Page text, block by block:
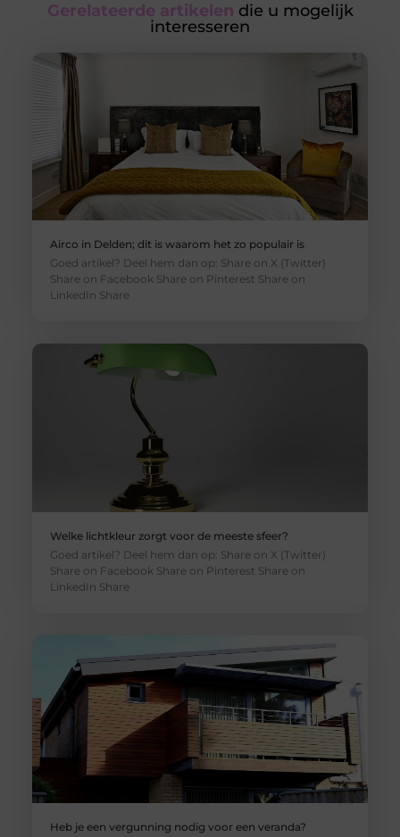
Gerelateerde artikelen die u mogelijk
interesseren
Airco in Delden; dit is waarom het zo populair is
Goed artikel? Deel hem dan op: Share on X (Twitter)
Share on Facebook Share on Pinterest Share on
LinkedIn Share
Welke lichtkleur zorgt voor de meeste sfeer?
Goed artikel? Deel hem dan op: Share on X (Twitter)
Share on Facebook Share on Pinterest Share on
LinkedIn Share
Heb je een vergunning nodig voor een veranda?